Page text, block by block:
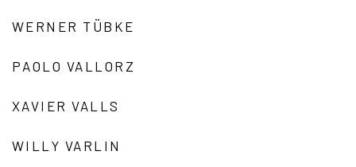
WERNER TÜBKE
PAOLO VALLORZ
XAVIER VALLS
WILLY VARLIN